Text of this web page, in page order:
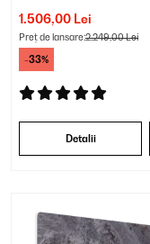
1.506,00 Lei
Preț de lansare:2.249,00 Lei
-33%
Detalii